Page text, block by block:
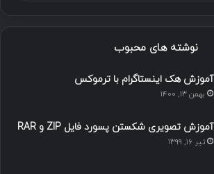
نوشته های محبوب
آموزش هک اینستاگرام با ترموکس
بهمن ۱۳, ۱۴۰۰
آموزش تصویری شکستن پسورد فایل ZIP و RAR
تیر ۱۶, ۱۳۹۹